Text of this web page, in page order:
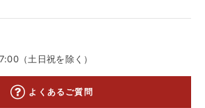
（土日祝を除く）
よくあるご質問